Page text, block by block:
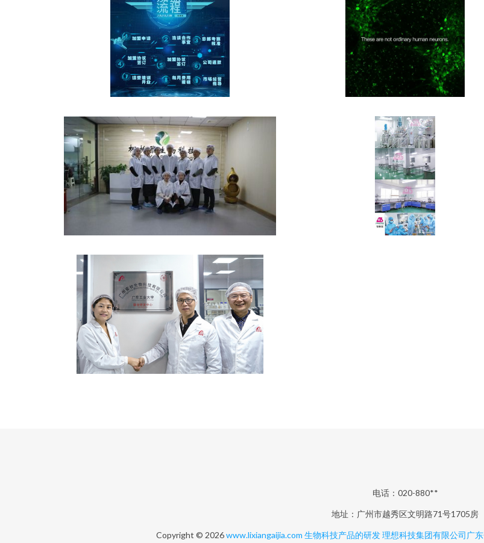
电话：020-880**
地址：广州市越秀区文明路71号1705房
Copyright © 2026www.lixiangaijia.com 生物科技产品的研发 理想科技集团有限公司广